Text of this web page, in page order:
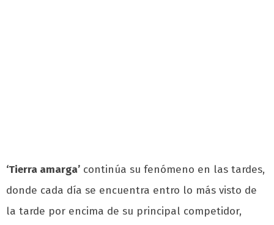
‘Tierra amarga’ continúa su fenómeno en las tardes,
donde cada día se encuentra entro lo más visto de
la tarde por encima de su principal competidor,